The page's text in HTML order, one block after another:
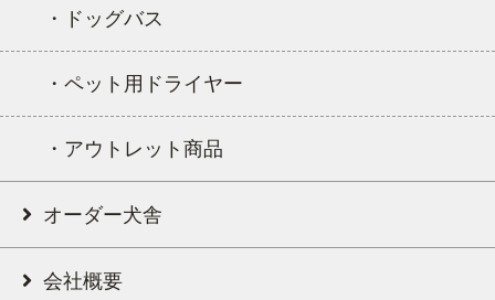
・ドッグバス
・ペット用ドライヤー
・アウトレット商品
オーダー犬舎
会社概要